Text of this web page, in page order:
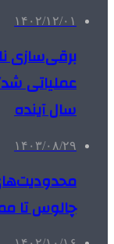
۱۴۰۲/۱۲/۰۱
برقی‌سازی
سال آینده
۱۴۰۳/۰۸/۲۹
چالوس تا